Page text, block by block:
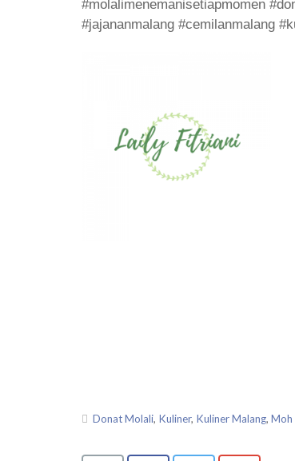
#molalimenemanisetiapmomen
#jajananmalang #cemilanmalang
Donat Molali, Kuliner, Kuliner Malang, Moh